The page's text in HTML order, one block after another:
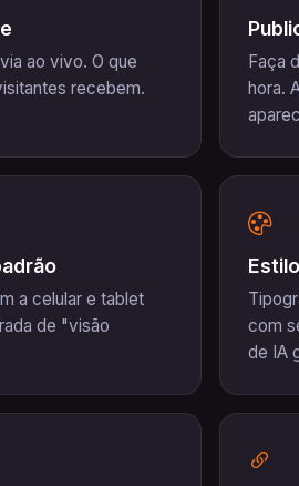
ao vivo. O que
recebem.
Faça
hora.
a celular e tablet
de "visão
com
de IA